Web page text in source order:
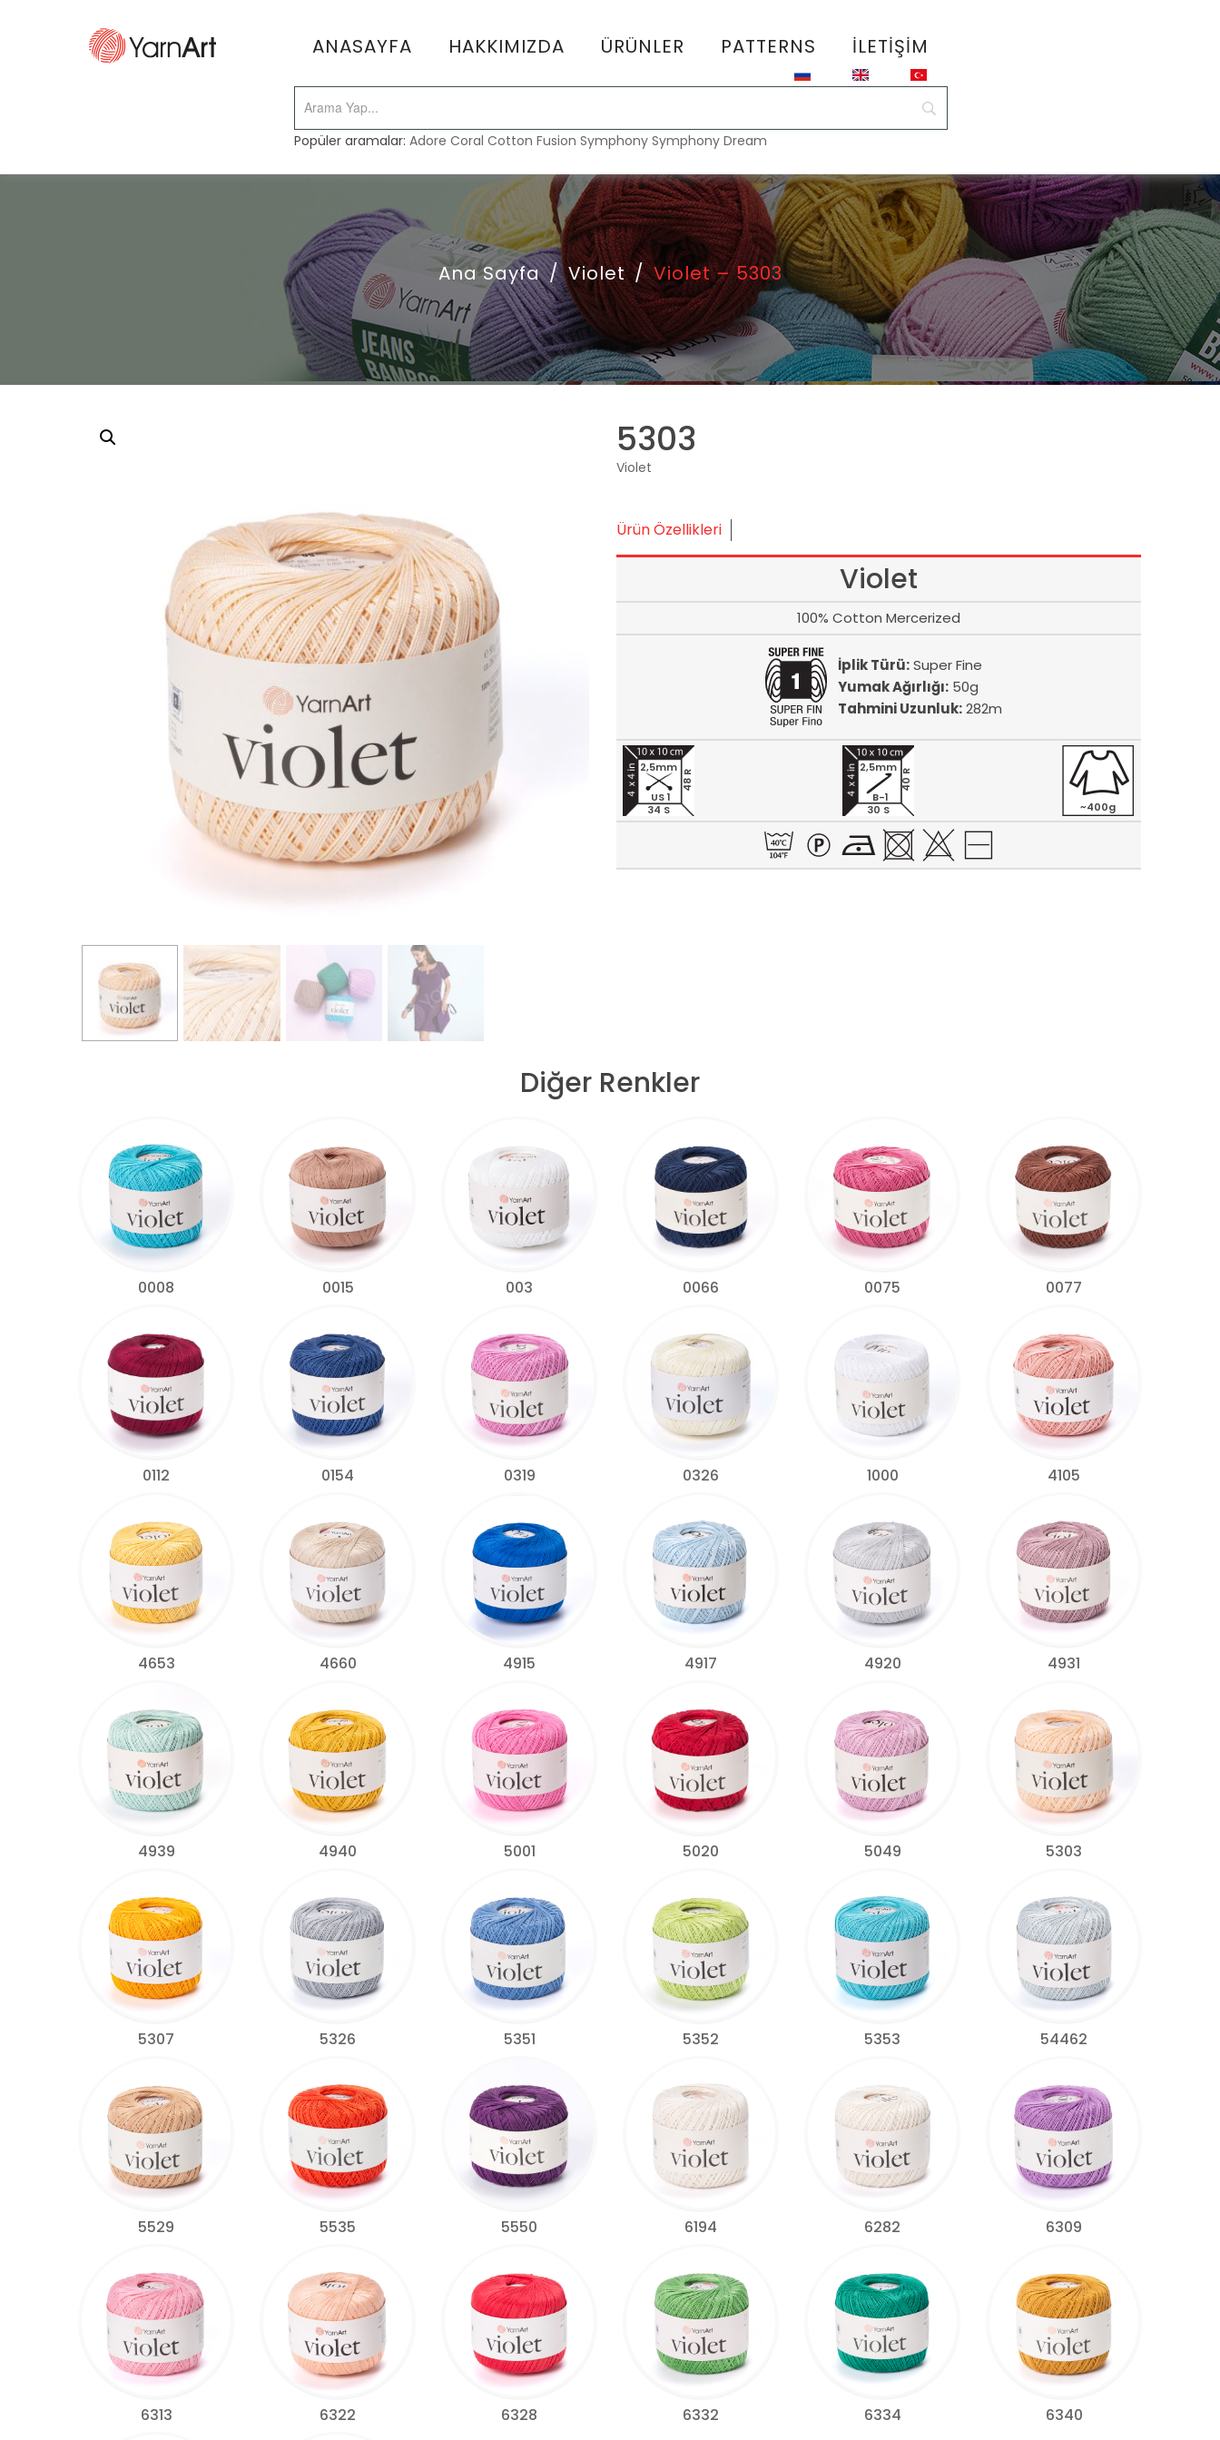
ANASAYFA HAKKIMIZDA ÜRÜNLER PATTERNS İLETIŞIM
Popüler aramalar:Adore Coral Cotton Fusion Symphony Symphony Dream
Ana Sayfa / Violet / Violet – 5303
5303
Violet
Ürün Özellikleri
Violet
100% Cotton Mercerized
İplik Türü:Super Fine
Yumak Ağırlığı: 50g
Tahmini Uzunluk:282m
34 S
48 R
2,5mm
US 1
30 S
40 R
2,5mm
B-1
~400g
Diğer Renkler
0008 0015 003 0066 0075 0077
0112 0154 0319 0326 1000 4105
4653 4660 4915 4917 4920 4931
4939 4940 5001 5020 5049 5303
5307 5326 5351 5352 5353 54462
5529 5535 5550 6194 6282 6309
6313 6322 6328 6332 6334 6340